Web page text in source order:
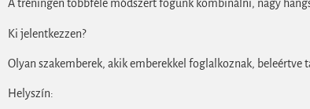
A tréningen többféle módszert fogunk kombinálni, nagy
Ki jelentkezzen?
Olyan szakemberek, akik emberekkel foglalkoznak, beleértve
Helyszín: